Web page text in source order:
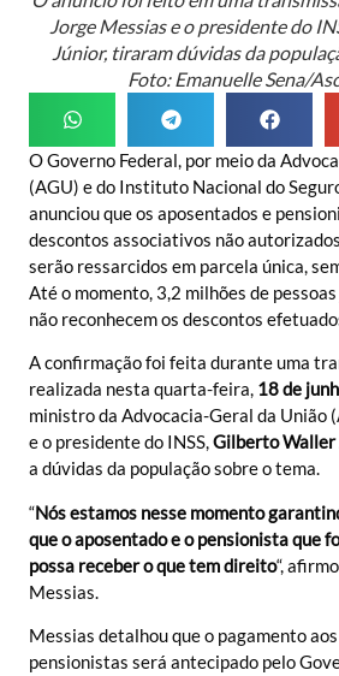
Jorge Messias e o presidente do
Júnior, tiraram dúvidas da
Foto: Emanuelle Sena/
O Governo Federal, por meio da
(AGU) e do Instituto Nacional do
anunciou que os aposentados e
descontos associativos não
serão ressarcidos em parcela única,
Até o momento, 3,2 milhões de
não reconhecem os descontos
A confirmação foi feita durante uma
realizada nesta quarta-feira, 18 de
ministro da Advocacia-Geral da União
e o presidente do INSS,Gilberto Waller
a dúvidas da população sobre o tema.
“Nós estamos nesse momento
que o aposentado e o pensionista que
possa receber o que tem direito“,
Messias.
Messias detalhou que o pagamento
pensionistas será antecipado pelo